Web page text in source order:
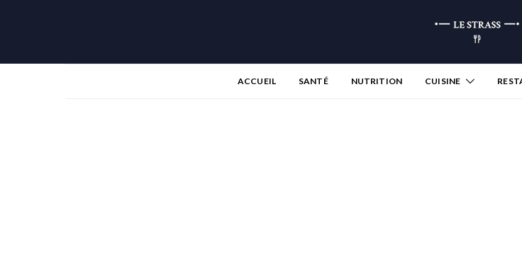
ACCUEIL SANTÉ NUTRITION CUISINE